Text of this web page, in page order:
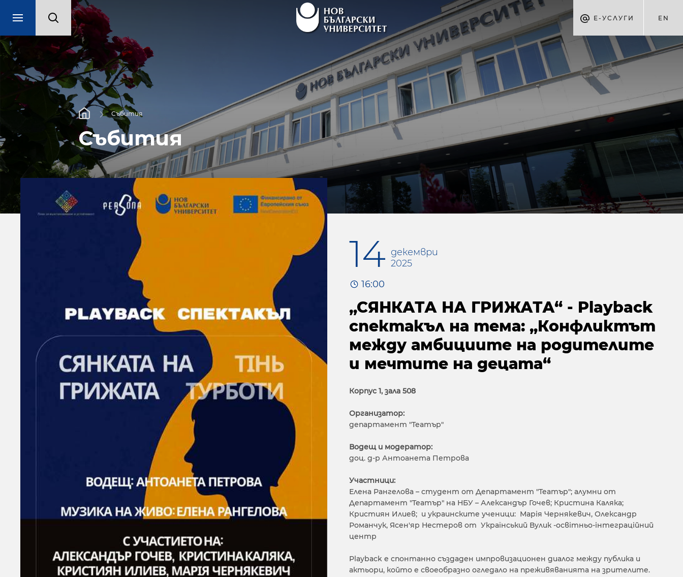
Е-УСЛУГИ EN
Събития
Събития
14 декември
2025
16:00
„СЯНКАТА НА ГРИЖАТА“ - Playback
спектакъл на тема: „Конфликтът
между амбициите на родителите
и мечтите на децата“
Корпус 1, зала 508
Организатор:
департамент "Театър"
Водещ и модератор:
доц. д-р Антоанета Петрова
Участници:
Елена Рангелова – студент от Департамент "Театър"; алумни от
Департамент "Театър" на НБУ – Александър Гочев; Кристина Каляка;
Кристиян Илиев; и украинските ученици: Марія Чернякевич, Олександр
Романчук, Ясен'яр Нестеров от Український Вулик -освітньо-інтеграційний
центр
Playback e спонтанно създаден импровизационен диалог между публика и
актьори, който е своеобразно огледало на преживяванията на зрителите.